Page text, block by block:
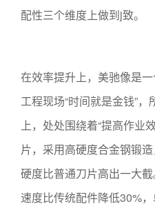
配性三个维度上做到j致。
在效率提升上，美驰像是
工程现场“时间就是金钱”
上，处处围绕着“提高作业
片，采用高硬度合金钢锻
硬度比普通刀片高出一大
速度比传统配件降低30%